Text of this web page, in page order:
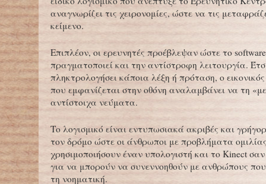
αναγνωρίζει τις χειρονομίες, ώστε να τις
κείμενο.
Επιπλέον, οι ερευνητές προέβλεψαν ώστε το
πραγματοποιεί και την αντίστροφη λειτουργία.
πληκτρολογήσει κάποια λέξη ή πρόταση, ο
που εμφανίζεται στην οθόνη αναλαμβάνει να τη
αντίστοιχα νεύματα.
Το λογισμικό είναι εντυπωσιακά ακριβές και
τον δρόμο ώστε οι άνθρωποι με προβλήματα
χρησιμοποιήσουν έναν υπολογιστή και το Kinect
για να μπορούν να συνεννοηθούν με ανθρώπους
τη νοηματική.